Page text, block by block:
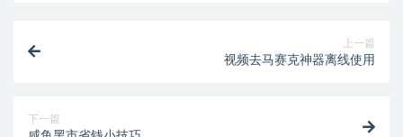
上一篇
视频去马赛克神器离线使用
下一篇